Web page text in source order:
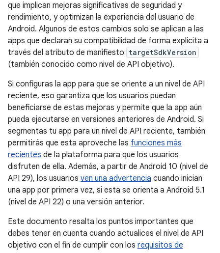
que implican mejoras significativas de seguridad y
rendimiento, y optimizan la experiencia del usuario de
Android. Algunos de estos cambios solo se aplican a las
apps que declaran su compatibilidad de forma explícita a
través del atributo de manifiesto targetSdkVersion
(también conocido como nivel de API objetivo).
Si configuras la app para que se oriente a un nivel de API
reciente, eso garantiza que los usuarios puedan
beneficiarse de estas mejoras y permite que la app aún
pueda ejecutarse en versiones anteriores de Android. Si
segmentas tu app para un nivel de API reciente, también
permitirás que esta aproveche las funciones más
recientes de la plataforma para que los usuarios
disfruten de ella. Además, a partir de Android 10 (nivel de
API 29), los usuarios ven una advertencia cuando inician
una app por primera vez, si esta se orienta a Android 5.1
(nivel de API 22) o una versión anterior.
Este documento resalta los puntos importantes que
debes tener en cuenta cuando actualices el nivel de API
objetivo con el fin de cumplir con los requisitos de